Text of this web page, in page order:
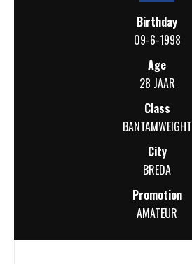
Birthday
09-6-1998
Age
28 JAAR
Class
BANTAMWEIGHT
City
BREDA
Promotion
AMATEUR